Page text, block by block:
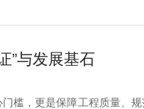
”与发展基石
槛，更是保障工程质量、规